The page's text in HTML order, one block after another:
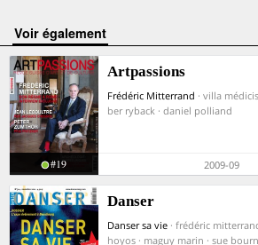
voir également
Artpassions
Frédéric Mitterrand · villa
ber ryback · daniel polliand
#19 2009-09
Danser
Danser sa vie · frédéric
hoyos · maguy marin · sue